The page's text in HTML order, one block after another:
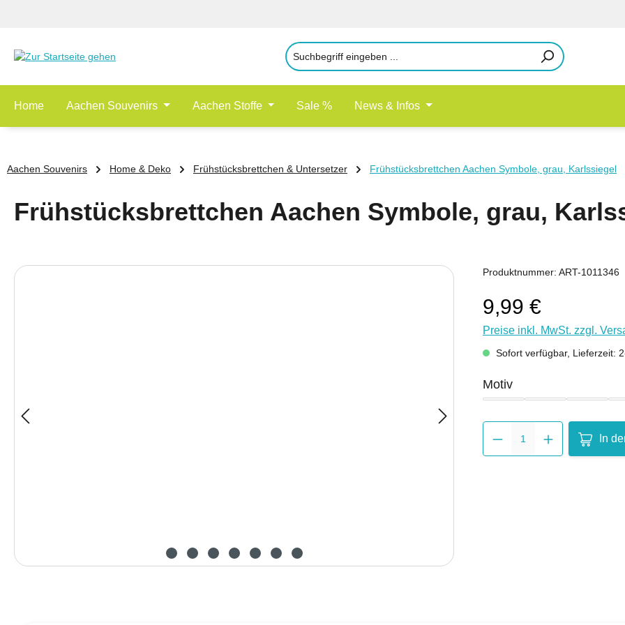
Home Aachen Souvenirs Aachen Stoffe Sale % News & Infos
Aachen Souvenirs Home & Deko Frühstücksbrettchen & Untersetzer Frühstücksbrettchen Aachen Symbole, grau, Karlssiegel
Frühstücksbrettchen Aachen Symbole, grau,
Bildergalerie überspringen Produktnummer: ART-1011346
9,99 €
Preise inkl. MwSt. zzgl.
Sofort verfügbar, Lieferzeit:
Motivauswählen
In